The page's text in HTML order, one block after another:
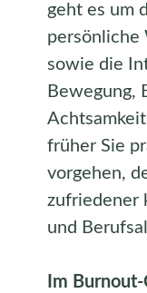
geht es um
persönliche
sowie die
Bewegung,
früher Sie
vorgehen,
zufriedener
und
Im